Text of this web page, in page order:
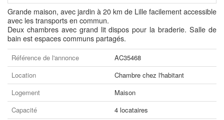
Grande maison, avec jardin à 20 km de Lille facilement accessible
avec les transports en commun.
Deux chambres avec grand lit dispos pour la braderie. Salle de
bain est espaces communs partagés.
Référence de l'annonce
AC35468
Location
Chambre chez l'habitant
Logement
Maison
Capacité
4 locataires